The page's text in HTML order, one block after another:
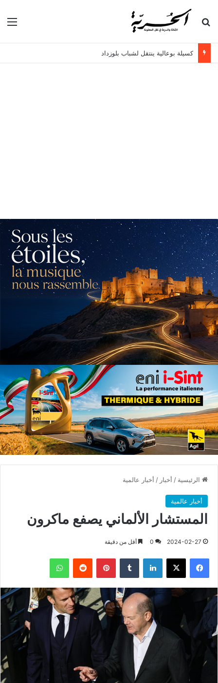
بحث عن
كسيلة بوعالية ينتقل لشباب بلوزداد
الرئيسية / أخبار / أخبار عالمية
أخبار عالمية
المستشار الألماني يصفع ماكرون
2024-02-27
0 أقل من دقيقة
فيسبوك X لينكدإن بينتيريست واتساب